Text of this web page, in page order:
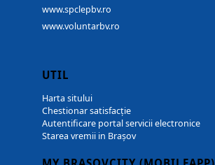
www.spclepbv.ro
www.voluntarbv.ro
UTIL
Harta sitului
Chestionar satisfacție
Autentificare portal servicii electronice
Starea vremii in Brașov